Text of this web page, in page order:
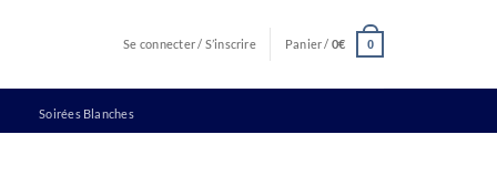
Se connecter / S’inscrire Panier / 0€ 0
Soirées Blanches